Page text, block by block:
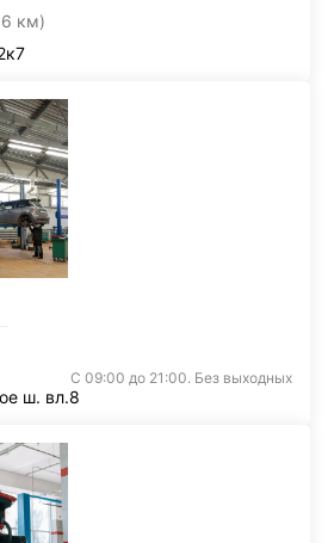
км)
С 09:00 до 21:00. Без выходных
ш. вл.8